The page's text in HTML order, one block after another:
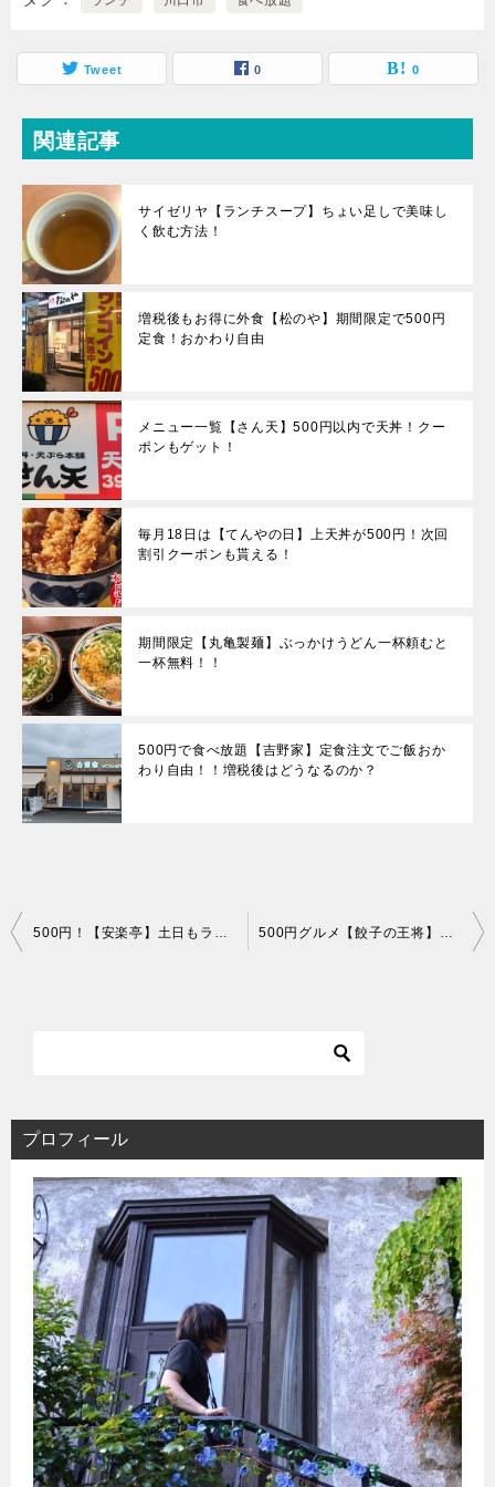
Tweet 0 0
関連記事
サイゼリヤ【ランチスープ】ちょい足しで美味し
く飲む方法！
増税後もお得に外食【松のや】期間限定で500円
定食！おかわり自由
メニュー一覧【さん天】500円以内で天丼！クー
ポンもゲット！
毎月18日は【てんやの日】上天丼が500円！次回
割引クーポンも貰える！
期間限定【丸亀製麺】ぶっかけうどん一杯頼むと
一杯無料！！
500円で食べ放題【吉野家】定食注文でご飯おか
わり自由！！増税後はどうなるのか？
投
稿
ン
500円！【安楽亭】土日もランチ営業！ひとり焼肉にもおすすめ 500円グルメ【餃子の王将】クーポン仕様で餃子も注文！
プロフィール